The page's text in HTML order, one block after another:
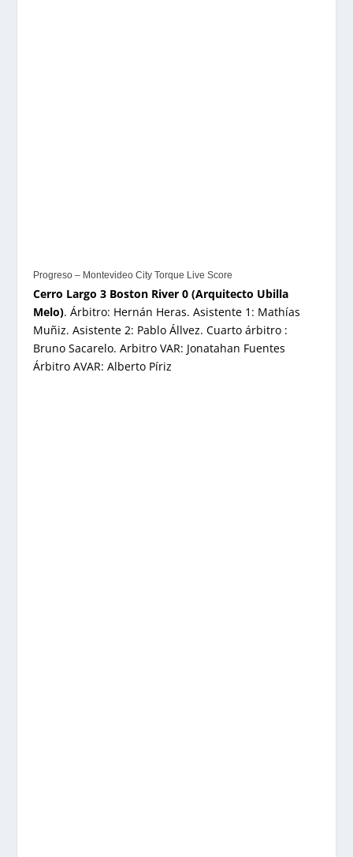
Progreso – Montevideo City Torque Live Score
Cerro Largo 3 Boston River 0 (Arquitecto Ubilla
Melo). Árbitro: Hernán Heras. Asistente 1: Mathías
Muñiz. Asistente 2: Pablo Állvez. Cuarto árbitro :
Bruno Sacarelo. Arbitro VAR: Jonatahan Fuentes
Árbitro AVAR: Alberto Píriz